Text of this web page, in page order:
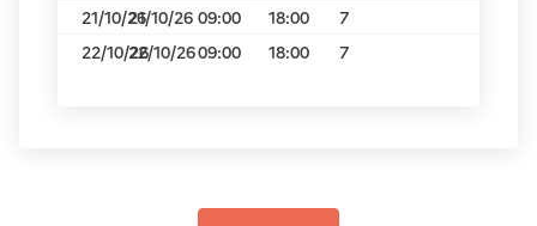
21/10/2621/10/26 09:00 18:00
7
22/10/2622/10/2609:00 18:00 7